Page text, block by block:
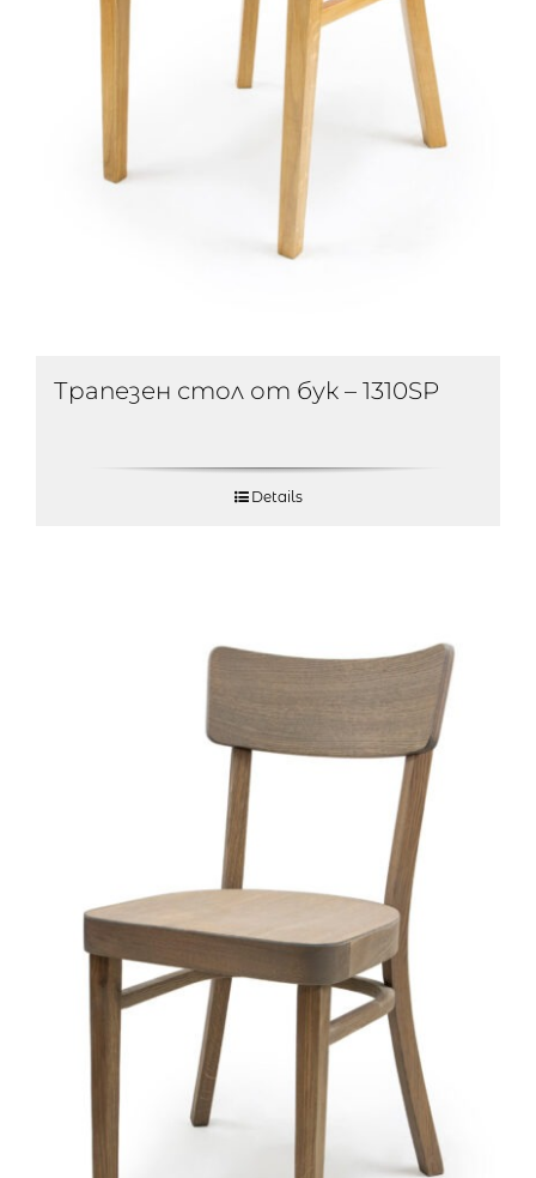
Трапезен стол от бук – 1310SP
Details